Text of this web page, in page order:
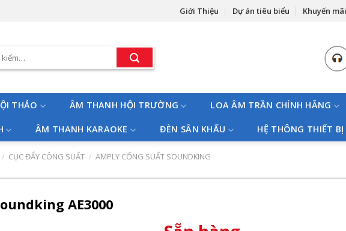
Giới Thiệu Dự án tiêu biểu Khuyến mãi
THẢO ÂM THANH HỘI TRƯỜNG LOA ÂM TRẦN CHÍNH HÃNG
ÂM THANH KARAOKE ĐÈN SÂN KHẤU HỆ THÔNG THIẾT
/ CỤC ĐẨY CÔNG SUẤT / AMPLY CỐNG SUẤT SOUNDKING
AE3000